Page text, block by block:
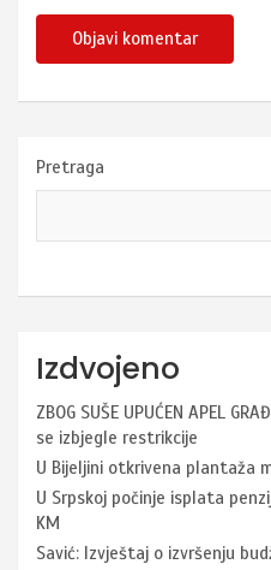
Pretraga
Izdvojeno
ZBOG SUŠE UPUĆEN APEL
se izbjegle restrikcije
U Bijeljini otkrivena plantaža
U Srpskoj počinje isplata
KM
Savić: Izvještaj o izvršenju